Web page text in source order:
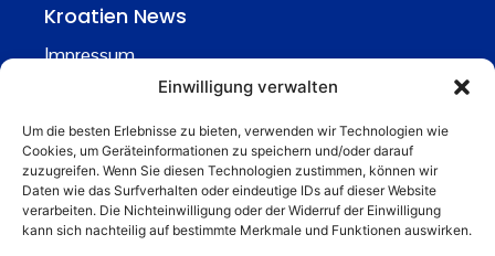
Einwilligung verwalten
Um die besten Erlebnisse zu bieten, verwenden wir Technologien wie
Cookies, um Geräteinformationen zu speichern und/oder darauf
zuzugreifen. Wenn Sie diesen Technologien zustimmen, können wir
Daten wie das Surfverhalten oder eindeutige IDs auf dieser Website
verarbeiten. Die Nichteinwilligung oder der Widerruf der Einwilligung
kann sich nachteilig auf bestimmte Merkmale und Funktionen auswirken.
Kroatien News
Impressum
Kontakt
Über uns
Business